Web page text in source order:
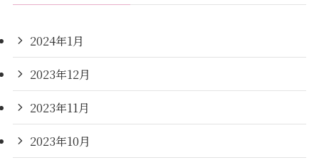
2024年1月
2023年12月
2023年11月
2023年10月